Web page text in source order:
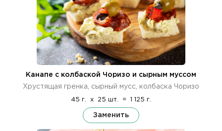
Канапе с колбаской Чоризо и сырным муссом
Хрустящая гренка, сырный мусс, колбаска Чоризо
45 г. x 25 шт. = 1 125 г.
Заменить